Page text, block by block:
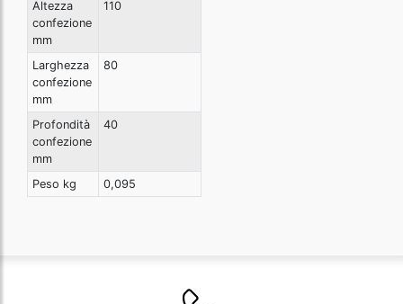
Altezza
confezione
mm
110
Larghezza
confezione
mm
80
Profondità
confezione
mm
40
Peso kg 0,095